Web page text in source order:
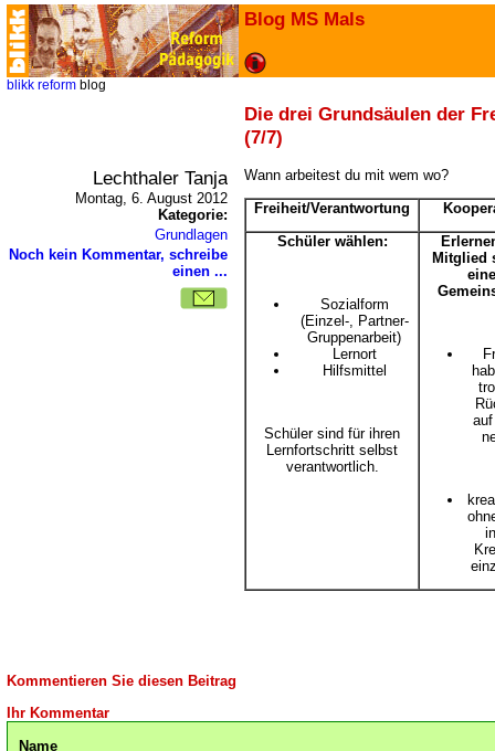
Blog MS Mals
blikk reform blog
Die drei Grundsäulen der
(7/7)
Lechthaler Tanja
Montag, 6. August 2012
Kategorie:
Grundlagen
Noch kein Kommentar, schreibe
einen ...
Wann arbeitest du mit wem wo?
Freiheit/Verantwortung
Schüler wählen:
Sozialform
(Einzel-, Partner-
Gruppenarbeit)
Lernort
Hilfsmittel
Schüler sind für ihren
Lernfortschritt selbst
verantwortlich.
Mitglied
Kommentieren Sie diesen Beitrag
Ihr Kommentar
Name